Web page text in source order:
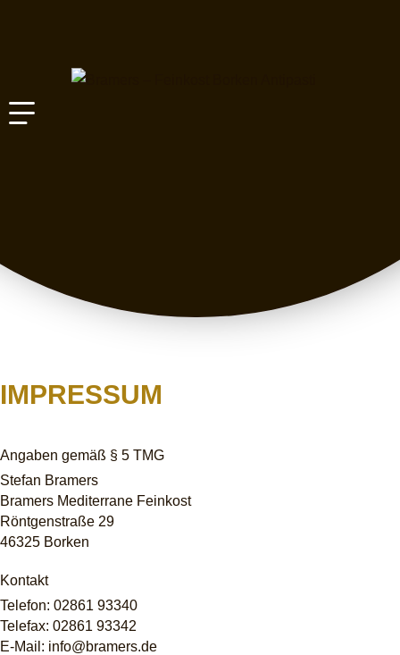
IMPRESSUM
Angaben gemäß § 5 TMG
Stefan Bramers
Bramers Mediterrane Feinkost
Röntgenstraße 29
46325 Borken
Kontakt
Telefon: 02861 93340
Telefax: 02861 93342
E-Mail: info@bramers.de